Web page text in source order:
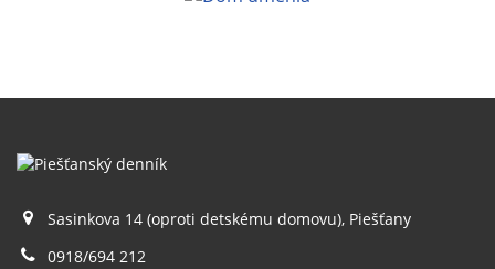
Sasinkova 14 (oproti detskému domovu), Piešťany
0918/694 212